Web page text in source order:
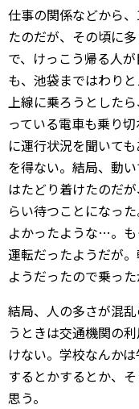
仕事の関係などから
たのだが、その頃に
で、けっこう帰る人
も、池袋まではわり
上線に乗ろうとした
っている電車も乗り
に運行状況を聞いて
を得ない。結局、動
はたどり着けたのだ
らい待つことになっ
よかったような…。
運転だったようだが
ようだったので乗っ
結局、人の多さが混
うときは交通機関の
けない。学校なんか
するとかするとか、
思う。